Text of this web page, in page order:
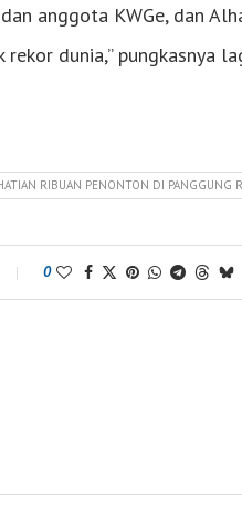
anggota KWGe, dan
dunia,” pungkasnya
RIBUAN PENONTON DI PANGGUNG
0